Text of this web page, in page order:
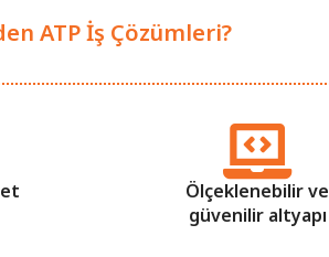
ATP İş Çözümleri?
Ölçeklenebilir ve
güvenilir altyapı